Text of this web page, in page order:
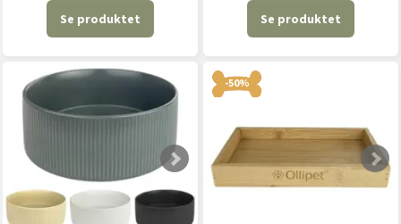
Se produktet Se produktet
-50%